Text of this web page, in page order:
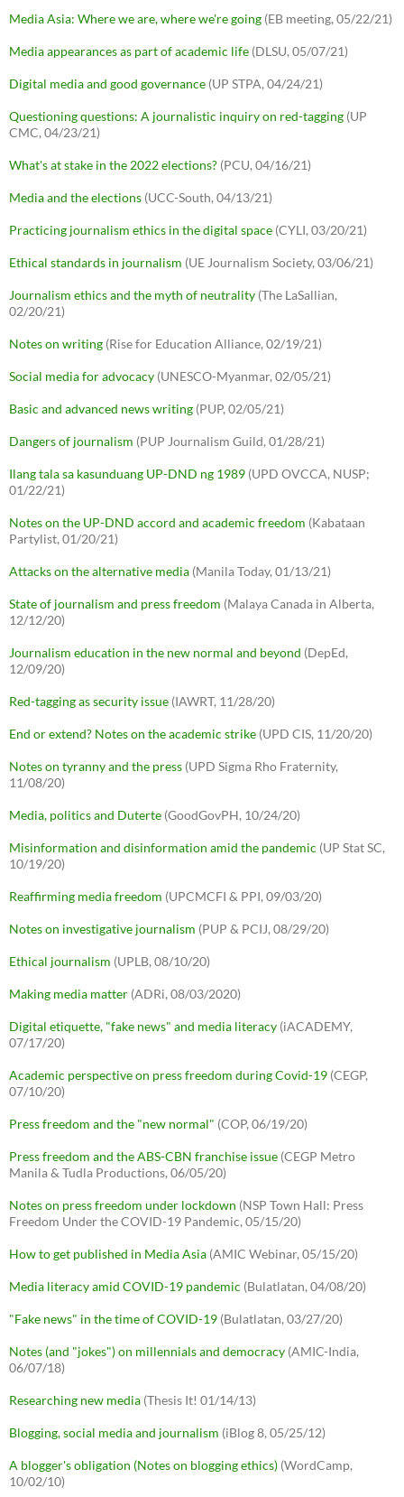
Media Asia: Where we are, where we're going (EB meeting, 05/22/21)
Media appearances as part of academic life (DLSU, 05/07/21)
Digital media and good governance (UP STPA, 04/24/21)
Questioning questions: A journalistic inquiry on red-tagging (UP
CMC, 04/23/21)
What's at stake in the 2022 elections? (PCU, 04/16/21)
Media and the elections (UCC-South, 04/13/21)
Practicing journalism ethics in the digital space (CYLI, 03/20/21)
Ethical standards in journalism (UE Journalism Society, 03/06/21)
Journalism ethics and the myth of neutrality (The LaSallian,
02/20/21)
Notes on writing (Rise for Education Alliance, 02/19/21)
Social media for advocacy (UNESCO-Myanmar, 02/05/21)
Basic and advanced news writing (PUP, 02/05/21)
Dangers of journalism (PUP Journalism Guild, 01/28/21)
Ilang tala sa kasunduang UP-DND ng 1989 (UPD OVCCA, NUSP;
01/22/21)
Notes on the UP-DND accord and academic freedom (Kabataan
Partylist, 01/20/21)
Attacks on the alternative media (Manila Today, 01/13/21)
State of journalism and press freedom (Malaya Canada in Alberta,
12/12/20)
Journalism education in the new normal and beyond (DepEd,
12/09/20)
Red-tagging as security issue (IAWRT, 11/28/20)
End or extend? Notes on the academic strike (UPD CIS, 11/20/20)
Notes on tyranny and the press (UPD Sigma Rho Fraternity,
11/08/20)
Media, politics and Duterte (GoodGovPH, 10/24/20)
Misinformation and disinformation amid the pandemic (UP Stat SC,
10/19/20)
Reaffirming media freedom (UPCMCFI & PPI, 09/03/20)
Notes on investigative journalism (PUP & PCIJ, 08/29/20)
Ethical journalism (UPLB, 08/10/20)
Making media matter (ADRi, 08/03/2020)
Digital etiquette, "fake news" and media literacy (iACADEMY,
07/17/20)
Academic perspective on press freedom during Covid-19 (CEGP,
07/10/20)
Press freedom and the "new normal" (COP, 06/19/20)
Press freedom and the ABS-CBN franchise issue (CEGP Metro
Manila & Tudla Productions, 06/05/20)
Notes on press freedom under lockdown (NSP Town Hall: Press
Freedom Under the COVID-19 Pandemic, 05/15/20)
How to get published in Media Asia (AMIC Webinar, 05/15/20)
Media literacy amid COVID-19 pandemic (Bulatlatan, 04/08/20)
"Fake news" in the time of COVID-19 (Bulatlatan, 03/27/20)
Notes (and "jokes") on millennials and democracy (AMIC-India,
06/07/18)
Researching new media (Thesis It! 01/14/13)
Blogging, social media and journalism (iBlog 8, 05/25/12)
A blogger's obligation (Notes on blogging ethics) (WordCamp,
10/02/10)